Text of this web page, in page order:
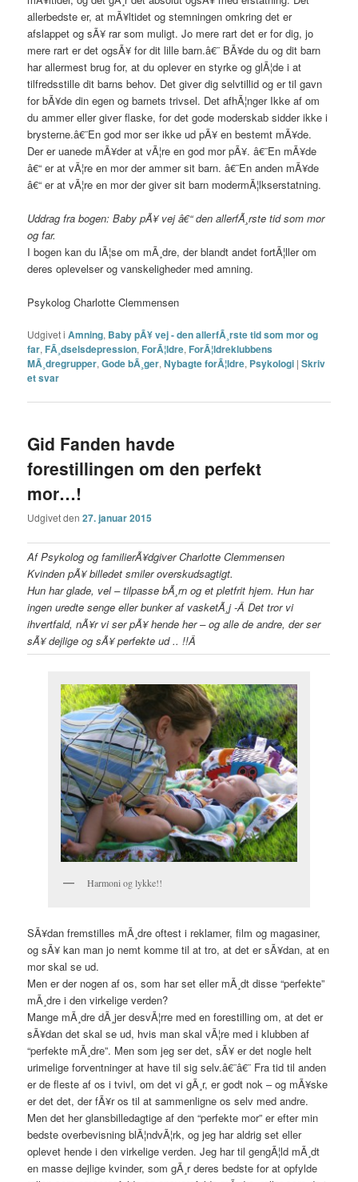
allerbedste er, at mÃ¥ltidet og stemningen omkring det er
afslappet og sÃ¥ rar som muligt. Jo mere rart det er for dig, jo
mere rart er det ogsÃ¥ for dit lille barn.â€¨ BÃ¥de du og dit barn
har allermest brug for, at du oplever en styrke og glÃ¦de i at
tilfredsstille dit barns behov. Det giver dig selvtillid og er til gavn
for bÃ¥de din egen og barnets trivsel. Det afhÃ¦nger Ikke af om
du ammer eller giver flaske, for det gode moderskab sidder ikke i
brysterne.â€¨En god mor ser ikke ud pÃ¥ en bestemt mÃ¥de.
Der er uanede mÃ¥der at vÃ¦re en god mor pÃ¥. â€¨En mÃ¥de
â€“ er at vÃ¦re en mor der ammer sit barn. â€¨En anden mÃ¥de
â€“ er at vÃ¦re en mor der giver sit barn modermÃ¦lkserstatning.
Uddrag fra bogen: Baby pÃ¥ vej â€“ den allerfÃ¸rste tid som mor
og far.
I bogen kan du lÃ¦se om mÃ¸dre, der blandt andet fortÃ¦ller om
deres oplevelser og vanskeligheder med amning.
Psykolog Charlotte Clemmensen
Udgivet i Amning, Baby pÃ¥ vej - den allerfÃ¸rste tid som mor og
far, FÃ¸dselsdepression, ForÃ¦ldre, ForÃ¦ldreklubbens
MÃ¸dregrupper,Gode bÃ¸ger,Nybagte forÃ¦ldre, Psykologi |Skriv
et svar
Gid Fanden havde
forestillingen om den perfekt
mor…!
Udgivet den27. januar 2015
Af Psykolog og familierÃ¥dgiver Charlotte Clemmensen
Kvinden pÃ¥ billedet smiler overskudsagtigt.
Hun har glade, vel – tilpasse bÃ¸rn og et pletfrit hjem. Hun har
ingen uredte senge eller bunker af vasketÃ¸j -ÂDet tror vi
ihvertfald, nÃ¥r vi ser pÃ¥ hende her – og alle de andre, der ser
sÃ¥ dejlige og sÃ¥ perfekte ud .. !!Â
Harmoni og lykke!!
SÃ¥dan fremstilles mÃ¸dre oftest i reklamer, film og magasiner,
og sÃ¥ kan man jo nemt komme til at tro, at det er sÃ¥dan, at en
mor skal se ud.
Men er der nogen af os, som har set eller mÃ¸dt disse “perfekte”
mÃ¸dre i den virkelige verden?
Mange mÃ¸dre dÃ¸jer desvÃ¦rre med en forestilling om, at det er
sÃ¥dan det skal se ud, hvis man skal vÃ¦re med i klubben af
“perfekte mÃ¸dre”. Men som jeg ser det, sÃ¥ er det nogle helt
urimelige forventninger at have til sig selv.â€¨â€¨ Fra tid til anden
er de fleste af os i tvivl, om det vi gÃ¸r, er godt nok – og mÃ¥ske
er det det, der fÃ¥r os til at sammenligne os selv med andre.
Men det her glansbilledagtige af den “perfekte mor” er efter min
bedste overbevisning blÃ¦ndvÃ¦rk, og jeg har aldrig set eller
oplevet hende i den virkelige verden. Jeg har til gengÃ¦ld mÃ¸dt
en masse dejlige kvinder, som gÃ¸r deres bedste for at opfylde